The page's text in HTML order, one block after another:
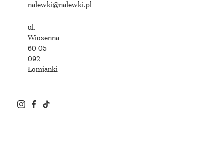
nalewki@nalewki.pl
ul.
Wiosenna
60 05-
092
Łomianki